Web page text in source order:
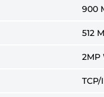
900
512
2MP